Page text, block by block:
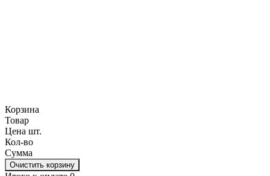
Корзина
Товар
Цена шт.
Кол-во
Сумма
Очистить корзину